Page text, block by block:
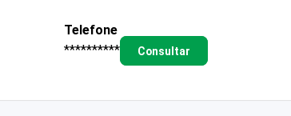
Telefone
**********
Consultar